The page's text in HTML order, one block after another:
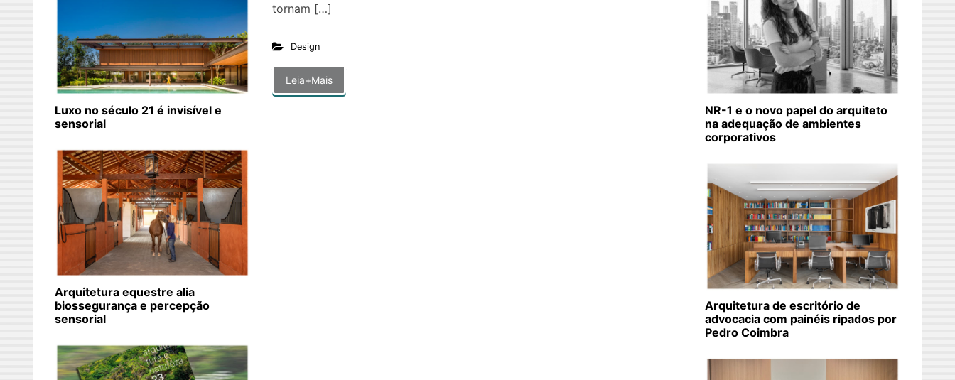
tornam […]
Design
Leia+Mais
Luxo no século 21 é invisível e
sensorial
Arquitetura equestre alia
biossegurança e percepção
sensorial
NR-1 e o novo papel do arquiteto
na adequação de ambientes
corporativos
Arquitetura de escritório de
advocacia com painéis ripados por
Pedro Coimbra